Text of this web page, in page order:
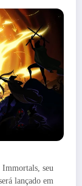
seu
lançado em